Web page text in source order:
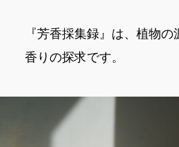
『芳香採集録』は、植物
香りの探求です。